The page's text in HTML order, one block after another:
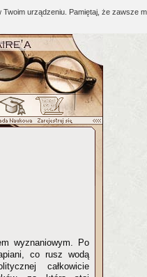
urządzeniu. Pamiętaj, że zawsze
wyznaniowym. Po
co rusz wodą
całkowicie